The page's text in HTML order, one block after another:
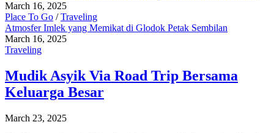
March 16, 2025
Place To Go /Traveling
Atmosfer Imlek yang Memikat di Glodok Petak Sembilan
March 16, 2025
Traveling
Mudik Asyik Via Road Trip Bersama
Keluarga Besar
March 23, 2025